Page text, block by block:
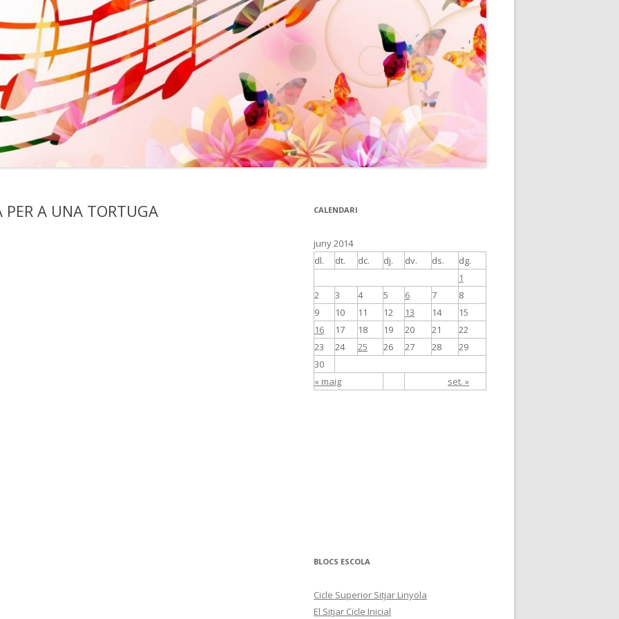
A UNA TORTUGA CALENDARI
juny 2014
dl.
dt. dc. dj. dv. ds. dg.
« maig set. »
1
2
3 4 5 6 7
8
9
10 11 12 13 14
15
16
17 18 19 20 21
22
23
24 25 26 27 28
29
30
BLOCS ESCOLA
Cicle Superior Sitjar Linyola
El Sitjar Cicle Inicial